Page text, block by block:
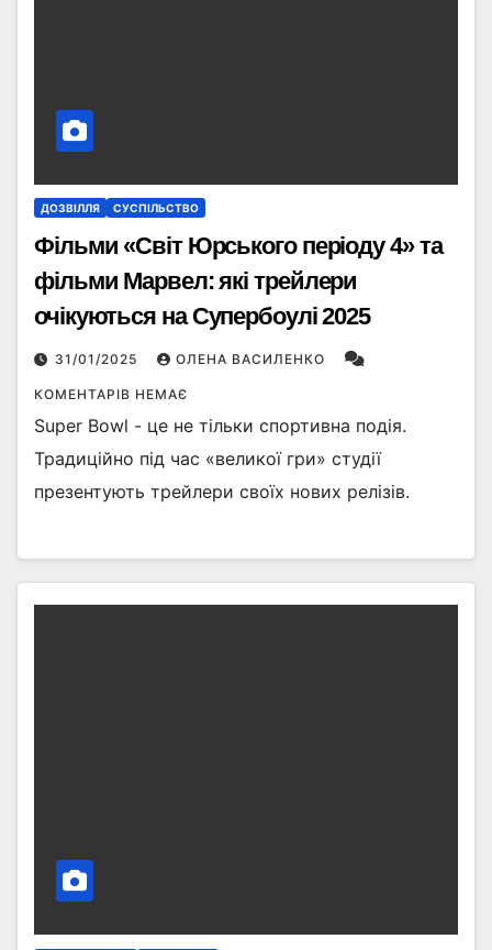
ДОЗВІЛЛЯ СУСПІЛЬСТВО
Фільми «Світ Юрського періоду 4» та
фільми Марвел: які трейлери
очікуються на Супербоулі 2025
31/01/2025 ОЛЕНА ВАСИЛЕНКО
КОМЕНТАРІВ НЕМАЄ
Super Bowl - це не тільки спортивна подія.
Традиційно під час «великої гри» студії
презентують трейлери своїх нових релізів.